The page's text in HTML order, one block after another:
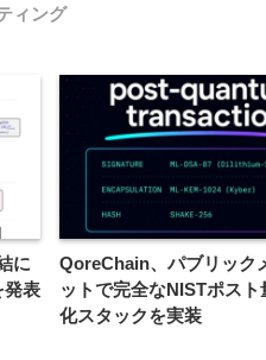
ィング
に
発表
QoreChain、パブリック
ットで完全なNISTポスト
化スタックを実装